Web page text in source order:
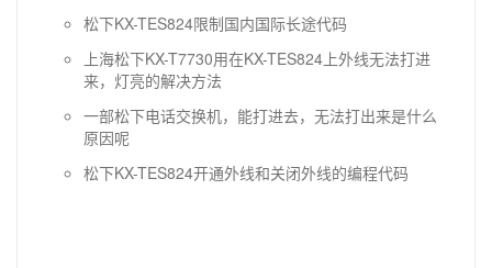
松下KX-TES824限制国内国际长途代码
上海松下KX-T7730用在KX-TES824上外线无法打进
来，灯亮的解决方法
一部松下电话交换机，能打进去，无法打出来是什么
原因呢
松下KX-TES824开通外线和关闭外线的编程代码